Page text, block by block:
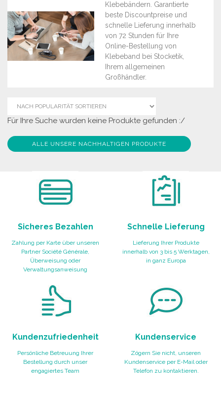
Klebebändern. Garantierte
beste Discountpreise und
schnelle Lieferung innerhalb
von 72 Stunden für Ihre
Online-Bestellung von
Klebeband bei Stocketik,
Ihrem allgemeinen
Großhändler.
Für Ihre Suche wurden keine Produkte gefunden :/
ALLE UNSERE NACHHALTIGEN PRODUKTE
Sicheres Bezahlen
Zahlung per Karte über unseren
Partner Société Générale,
Überweisung oder
Verwaltungsanweisung
Schnelle Lieferung
Lieferung Ihrer Produkte
innerhalb von 3 bis 5 Werktagen,
in ganz Europa
Kundenzufriedenheit
Persönliche Betreuung Ihrer
Bestellung durch unser
engagiertes Team
Kundenservice
Zögern Sie nicht, unseren
Kundenservice per E-Mail oder
Telefon zu kontaktieren.